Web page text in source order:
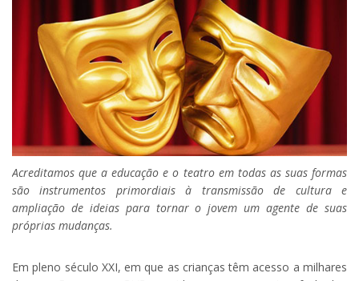
Acreditamos que a educação e o teatro em todas as suas formas
são instrumentos primordiais à transmissão de cultura e
ampliação de ideias para tornar o jovem um agente de suas
próprias mudanças.
Em pleno século XXI, em que as crianças têm acesso a milhares